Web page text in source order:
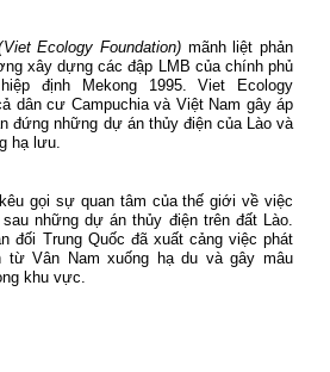
Viet Ecology Foundation)mãnh liệt phản
xây dựng các đập LMB của chính phủ
định Mekong 1995. Viet Ecology
dân cư Campuchia và Việt Nam gây áp
đứng những dự án thủy điện của Lào và
hạ lưu.
kêu gọi sự quan tâm của thế giới về việc
những dự án thủy điện trên đất Lào.
đối Trung Quốc đã xuất cảng việc phát
từ Vân Nam xuống hạ du và gây mâu
khu vực.